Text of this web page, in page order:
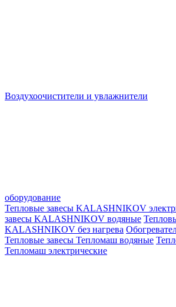
Воздухоочистители и увлажнители
оборудование
Тепловые завесы KALASHNIKOV
завесы KALASHNIKOV водяные
KALASHNIKOV без нагрева
Тепловые завесы Тепломаш водяные
Тепломаш электрические